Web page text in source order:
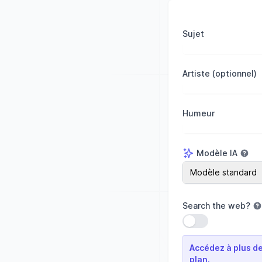
Sujet
Artiste (optionnel)
Humeur
Modèle IA
Modèle IA
Modèle standard
Search the web?
Utiliser le
Accédez à plus
plan.